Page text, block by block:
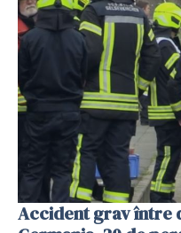
Accident grav între